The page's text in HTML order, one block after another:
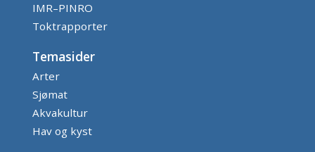
IMR–PINRO
Toktrapporter
Temasider
Arter
Sjømat
Akvakultur
Hav og kyst